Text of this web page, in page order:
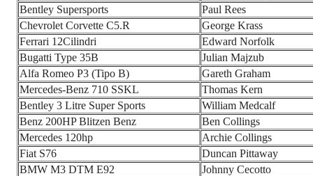
Bentley Supersports
Paul Rees
Chevrolet Corvette C5.R
George Krass
Ferrari 12Cilindri
Edward Norfolk
Bugatti Type 35B
Julian Majzub
Alfa Romeo P3 (Tipo B)
Gareth Graham
Mercedes-Benz 710 SSKL
Thomas Kern
Bentley 3 Litre Super Sports
William Medcalf
Benz 200HP Blitzen Benz
Ben Collings
Mercedes 120hp
Archie Collings
Fiat S76
Duncan Pittaway
BMW M3 DTM E92
Johnny Cecotto